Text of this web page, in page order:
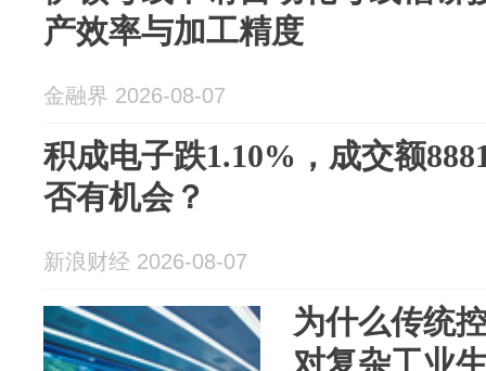
产效率与加工精度
金融界 2026-08-07
积成电子跌1.10%，成交额
否有机会？
新浪财经 2026-08-07
为什么传统
对复杂工业